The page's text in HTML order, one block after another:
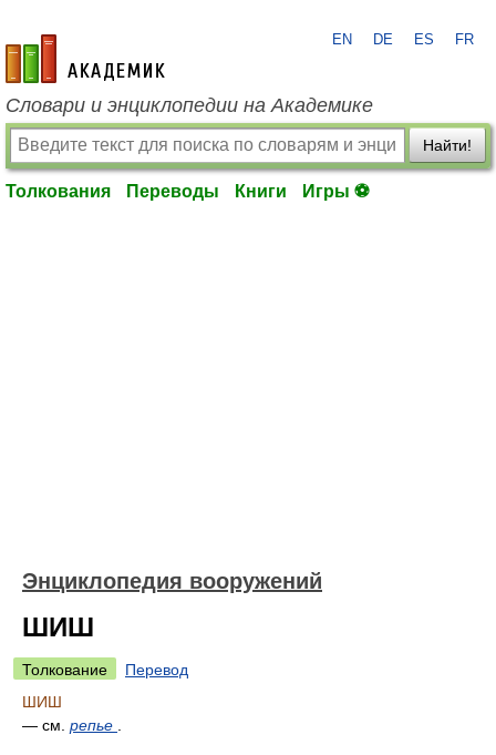
academic.ru
EN DE ES FR
Словари и энциклопедии на Академике
Найти!
Толкования Переводы Книги Игры ⚽
Энциклопедия вооружений
ШИШ
Толкование
Перевод
ШИШ
— см. репье